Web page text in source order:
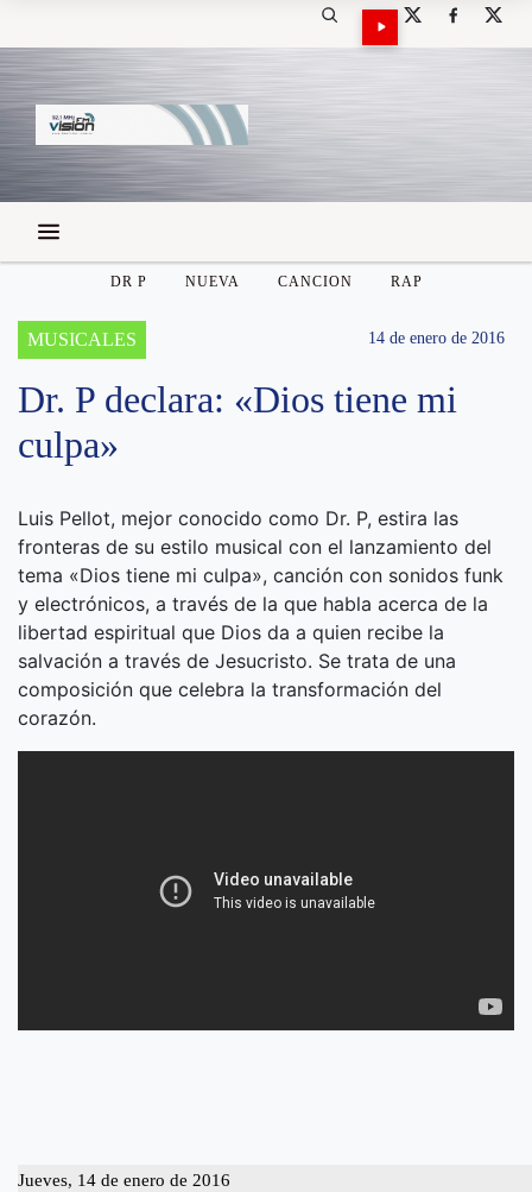
DR P NUEVA CANCION RAP
MUSICALES 14 de enero de 2016
Dr. P declara: «Dios tiene mi
culpa»
Luis Pellot, mejor conocido como Dr. P, estira las
fronteras de su estilo musical con el lanzamiento del
tema «Dios tiene mi culpa», canción con sonidos funk
y electrónicos, a través de la que habla acerca de la
libertad espiritual que Dios da a quien recibe la
salvación a través de Jesucristo. Se trata de una
composición que celebra la transformación del
corazón.
Jueves, 14 de enero de 2016